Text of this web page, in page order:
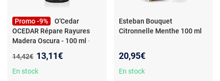
Promo -9%
O'Cedar
OCEDAR Répare Rayures
Madera Oscura - 100 ml -
bois sombre - Format 100 ml
Ancien prix :
14,42€ Nouveau prix :
13,11€
En stock
Esteban Bouquet
Citronnelle Menthe 100 ml
20,95€
En stock